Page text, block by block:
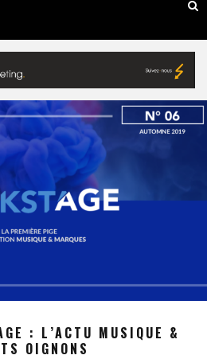
: L’ACTU MUSIQUE &
OIGNONS